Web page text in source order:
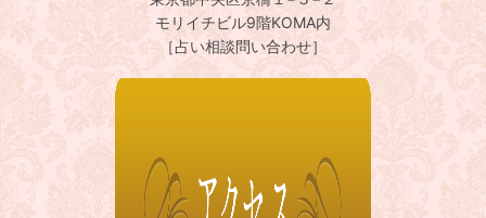
モリイチビル9階KOMA内
［占い相談問い合わせ］